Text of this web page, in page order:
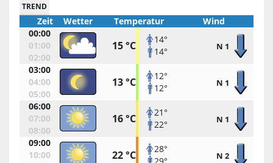
TREND
Zeit Wetter Temperatur
Wind
00:00
01:00
02:00
15 °C
14°
14°
N 1
03:00
04:00
05:00
13 °C
12°
12°
N 1
06:00
07:00
08:00
16 °C
21°
22°
N 1
09:00
10:00
22 °C
28°
N 2